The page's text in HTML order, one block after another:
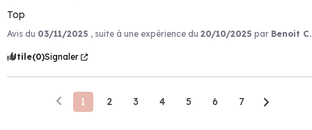
Top
Avis du 03/11/2025 , suite à une expérience du 20/10/2025 par Benoit C.
Utile(0)Signaler
1 2 3 4 5 6 7